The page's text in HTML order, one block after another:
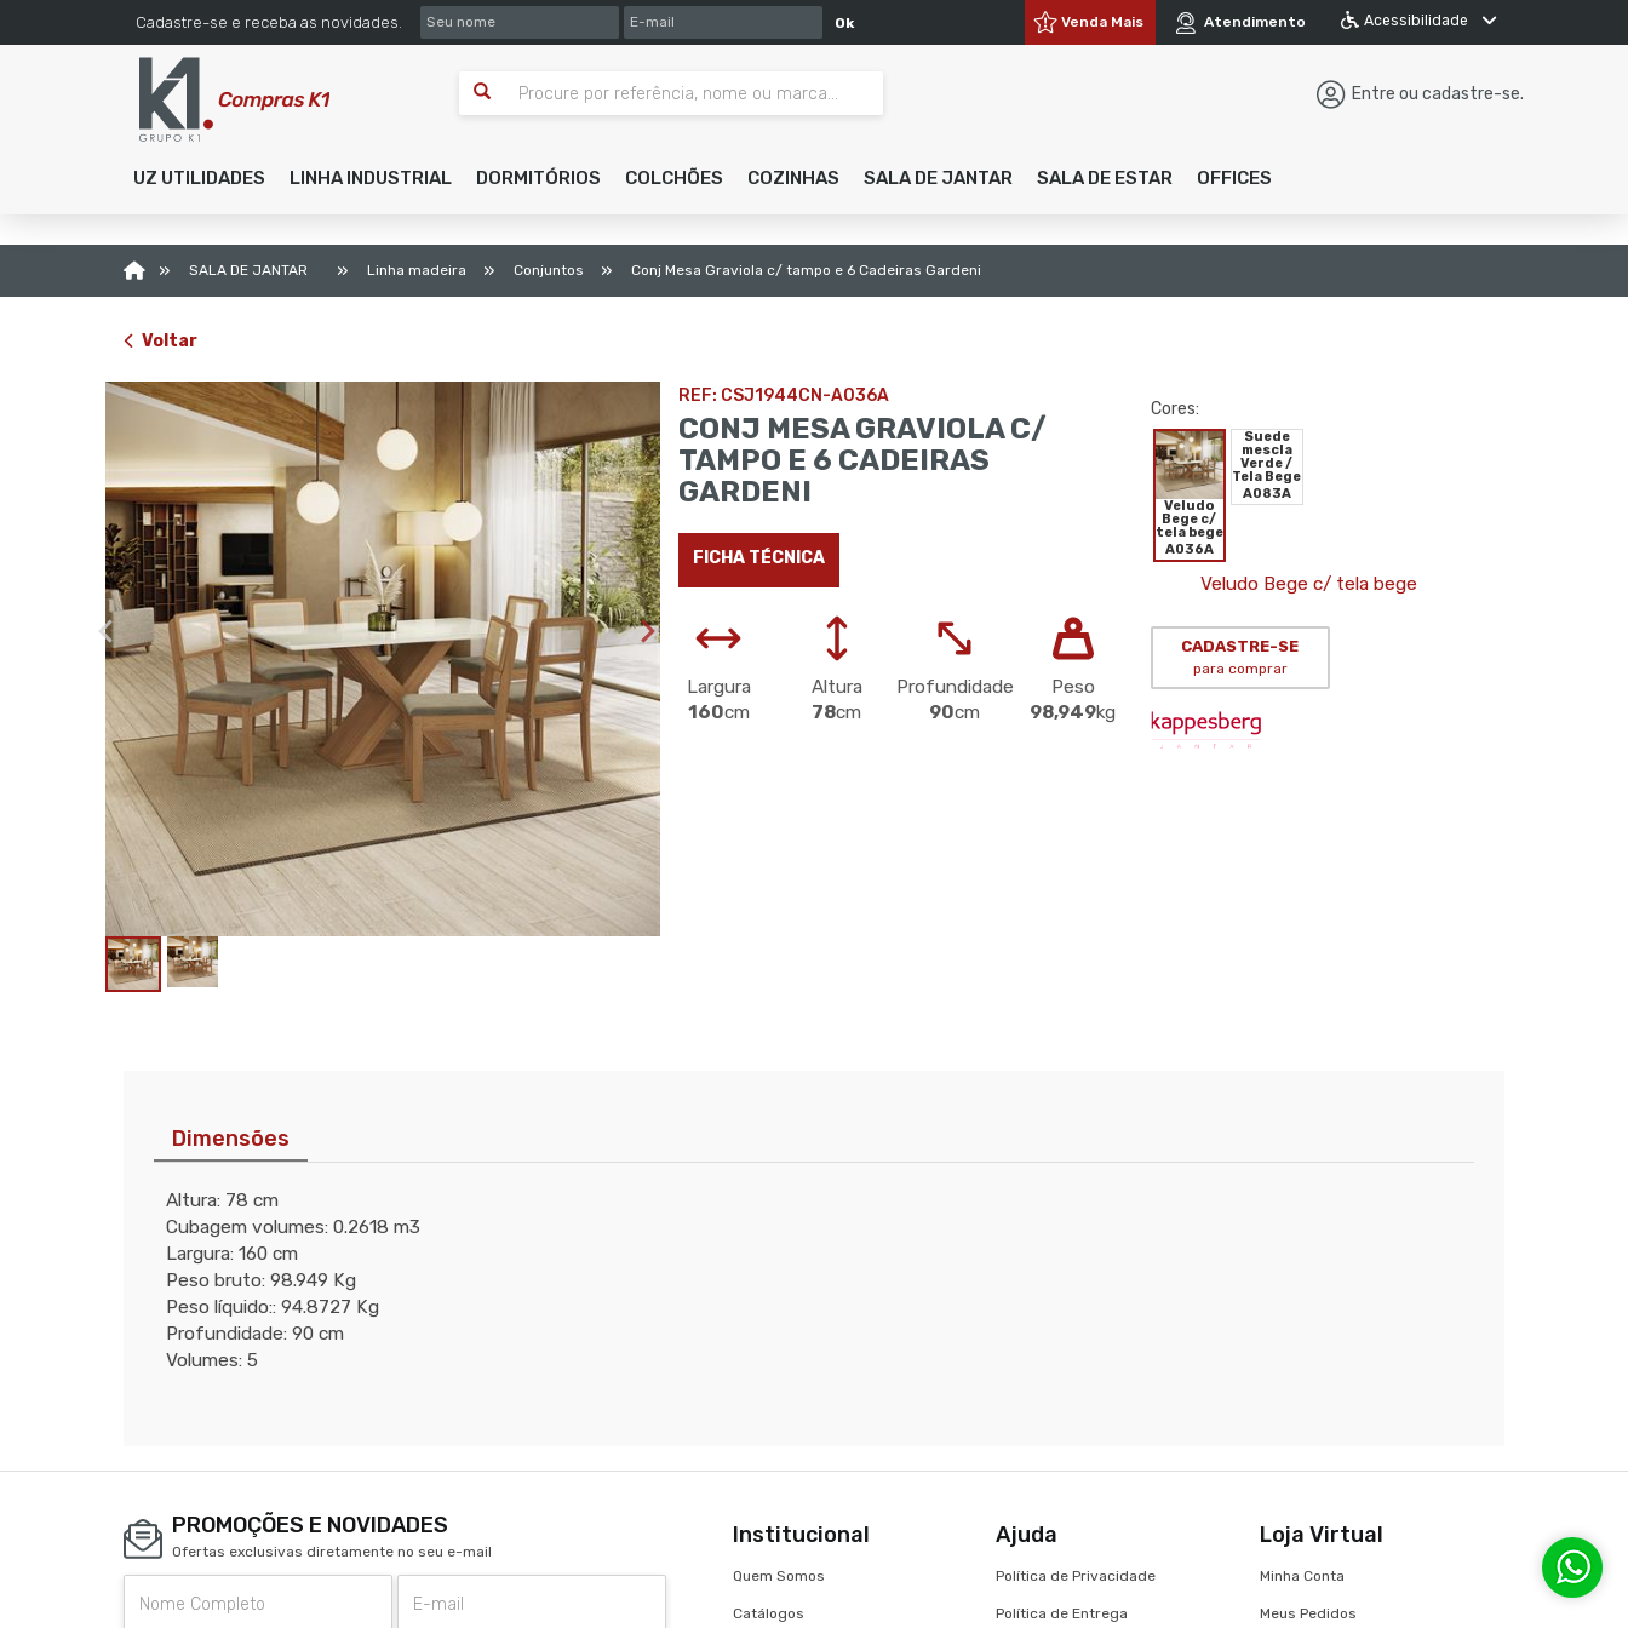
Cadastre-se e receba as novidades. SEU NOME E-MAIL Ok Venda Mais Atendimento Acessibilidade
Entre ou cadastre-se.
UZ UTILIDADES LINHA INDUSTRIAL DORMITÓRIOS COLCHÕES COZINHAS SALA DE JANTAR SALA DE ESTAR OFFICES
» SALA DE JANTAR » Linha madeira » Conjuntos » Conj Mesa Graviola c/ tampo e 6 Cadeiras Gardeni
Voltar
REF: CSJ1944CN-A036A
CONJ MESA GRAVIOLA C/
TAMPO E 6 CADEIRAS
GARDENI
FICHA TÉCNICA
Largura
160cm
Altura
78cm
Profundidade
90cm
Peso
98,949kg
Cores:
Veludo
Bege c/
tela bege
A036A
Suede
mescla
Verde /
Tela Bege
A083A
Veludo Bege c/ tela bege
CADASTRE-SE
para comprar
Dimensões
Altura: 78 cm
Cubagem volumes: 0.2618 m3
Largura: 160 cm
Peso bruto: 98.949 Kg
Peso líquido:: 94.8727 Kg
Profundidade: 90 cm
Volumes: 5
PROMOÇÕES E NOVIDADES
Ofertas exclusivas diretamente no seu e-mail
Institucional
Quem Somos
Catálogos
Ajuda
Política de Privacidade
Política de Entrega
Loja Virtual
Minha Conta
Meus Pedidos